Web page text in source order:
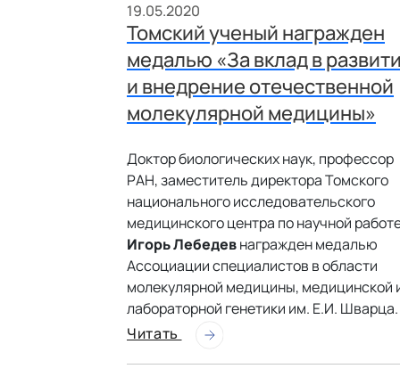
19.05.2020
Томский ученый награжден
медалью «За вклад в
и внедрение отечественной
молекулярной медицины»
Доктор биологических наук, профессор
РАН, заместитель директора Томского
национального исследовательского
медицинского центра по научной
Игорь Лебедевнагражден медалью
Ассоциации специалистов в области
молекулярной медицины, медицинской
лабораторной генетики им. Е.И. Шварца.
Читать